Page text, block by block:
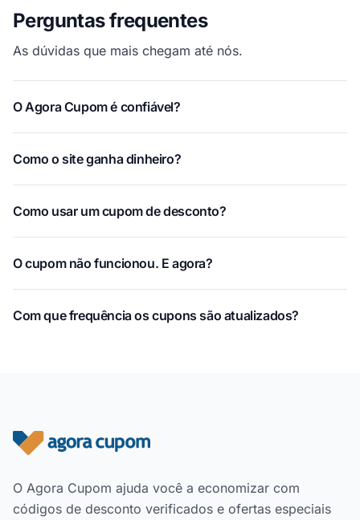
Perguntas frequentes
As dúvidas que mais chegam até nós.
O Agora Cupom é confiável?
Como o site ganha dinheiro?
Como usar um cupom de desconto?
O cupom não funcionou. E agora?
Com que frequência os cupons são atualizados?
Rodapé do site
O Agora Cupom ajuda você a economizar com
códigos de desconto verificados e ofertas especiais